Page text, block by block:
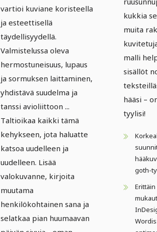
vartioi kuviane koristeella
ja esteettisellä
täydellisyydellä.
Valmistelussa oleva
hermostuneisuus, lupaus
ja sormuksen laittaminen,
yhdistävä suudelma ja
tanssi avioliittoon ...
Taltioikaa kaikki tämä
kehykseen, jota haluatte
katsoa uudelleen ja
uudelleen. Lisää
valokuvanne, kirjoita
muutama
henkilökohtainen sana ja
selatkaa pian huumaavan
kukkia
muita
malli
sisällöt
hääsi –
tyylisi!
goth-